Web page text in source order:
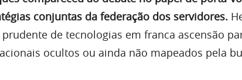
conjuntas da federação dos servidores.
de tecnologias em franca ascensão
ocultos ou ainda não mapeados pela